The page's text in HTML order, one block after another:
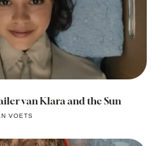
van Klara and the Sun
VOETS